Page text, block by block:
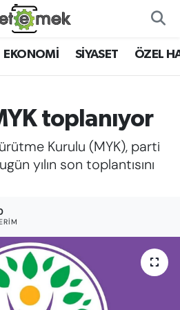
EKONOMİ SİYASET ÖZEL
toplanıyor
Kurulu (MYK), parti
yılın son toplantısını